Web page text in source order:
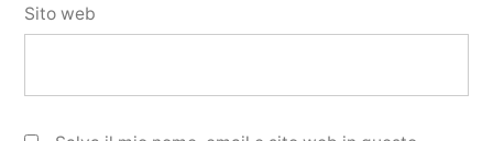
Sito web